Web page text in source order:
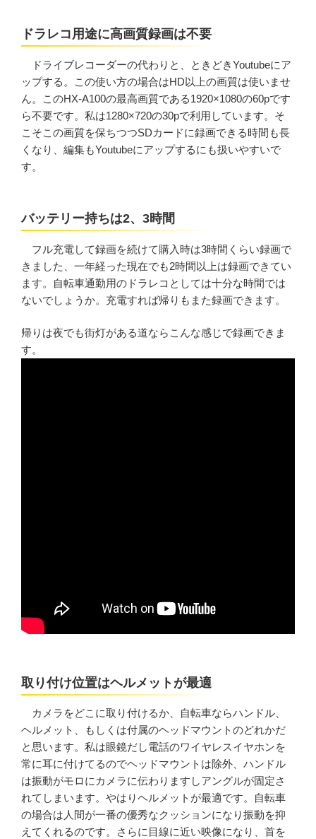
ドラレコ用途に高画質録画は不要
ドライブレコーダーの代わりと、ときどきYoutubeにア
ップする。この使い方の場合はHD以上の画質は使いませ
ん。このHX-A100の最高画質である1920×1080の60pです
ら不要です。私は1280×720の30pで利用しています。そ
こそこの画質を保ちつつSDカードに録画できる時間も長
くなり、編集もYoutubeにアップするにも扱いやすいで
す。
バッテリー持ちは2、3時間
フル充電して録画を続けて購入時は3時間くらい録画で
きました、一年経った現在でも2時間以上は録画できてい
ます。自転車通勤用のドラレコとしては十分な時間では
ないでしょうか。充電すれば帰りもまた録画できます。
帰りは夜でも街灯がある道ならこんな感じで録画できま
す。
取り付け位置はヘルメットが最適
カメラをどこに取り付けるか、自転車ならハンドル、
ヘルメット、もしくは付属のヘッドマウントのどれかだ
と思います。私は眼鏡だし電話のワイヤレスイヤホンを
常に耳に付けてるのでヘッドマウントは除外、ハンドル
は振動がモロにカメラに伝わりますしアングルが固定さ
れてしまいます。やはりヘルメットが最適です。自転車
の場合は人間が一番の優秀なクッションになり振動を抑
えてくれるのです。さらに目線に近い映像になり、首を